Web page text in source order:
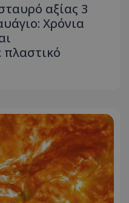
αξίας 3
Χρόνια
πλαστικό